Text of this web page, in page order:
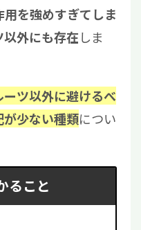
用を強めすぎてしま
外にも存在しま
ツ以外に避けるべ
が少ない種類につい
ること